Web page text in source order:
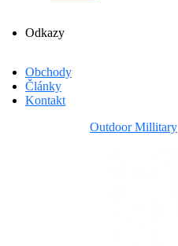
Odkazy
Obchody
Články
Kontakt
Outdoor Millitary